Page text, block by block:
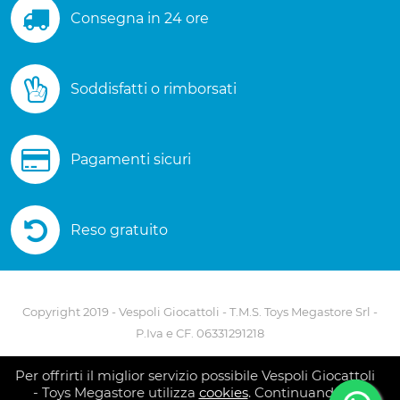
Per offrirti il miglior servizio possibile Vespoli Giocattoli
- Toys Megastore utilizza cookies. Continuando la
Consegna in 24 ore
Soddisfatti o rimborsati
Pagamenti sicuri
Reso gratuito
Copyright 2019 - Vespoli Giocattoli - T.M.S. Toys Megastore Srl -
P.Iva e CF. 06331291218